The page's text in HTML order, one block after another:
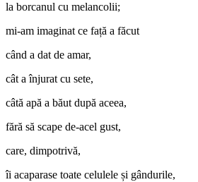
la borcanul cu melancolii;
mi-am imaginat ce față a făcut
când a dat de amar,
cât a înjurat cu sete,
câtă apă a băut după aceea,
fără să scape de-acel gust,
care, dimpotrivă,
îi acaparase toate celulele și gândurile,